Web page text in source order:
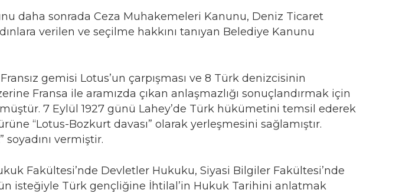
daha sonrada Ceza Muhakemeleri Kanunu, Deniz Ticaret
verilen ve seçilme hakkını tanıyan Belediye Kanunu
gemisi Lotus’un çarpışması ve 8 Türk denizcisinin
Fransa ile aramızda çıkan anlaşmazlığı sonuçlandırmak için
7 Eylül 1927 günü Lahey’de Türk hükümetini temsil ederek
“Lotus-Bozkurt davası” olarak yerleşmesini sağlamıştır.
vermiştir.
Fakültesi’nde Devletler Hukuku, Siyasi Bilgiler Fakültesi’nde
isteğiyle Türk gençliğine İhtilal’in Hukuk Tarihini anlatmak